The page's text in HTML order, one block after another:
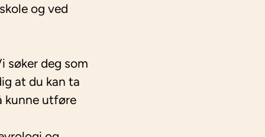
og ved
søker deg som
at du kan ta
kunne utføre